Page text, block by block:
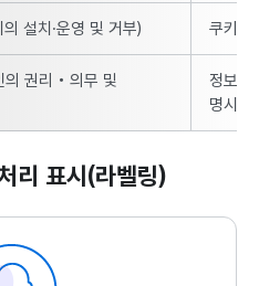
설치·운영 및 거부) 쿠키
의 권리‧의무 및
정보주
명시
리 표시(라벨링)